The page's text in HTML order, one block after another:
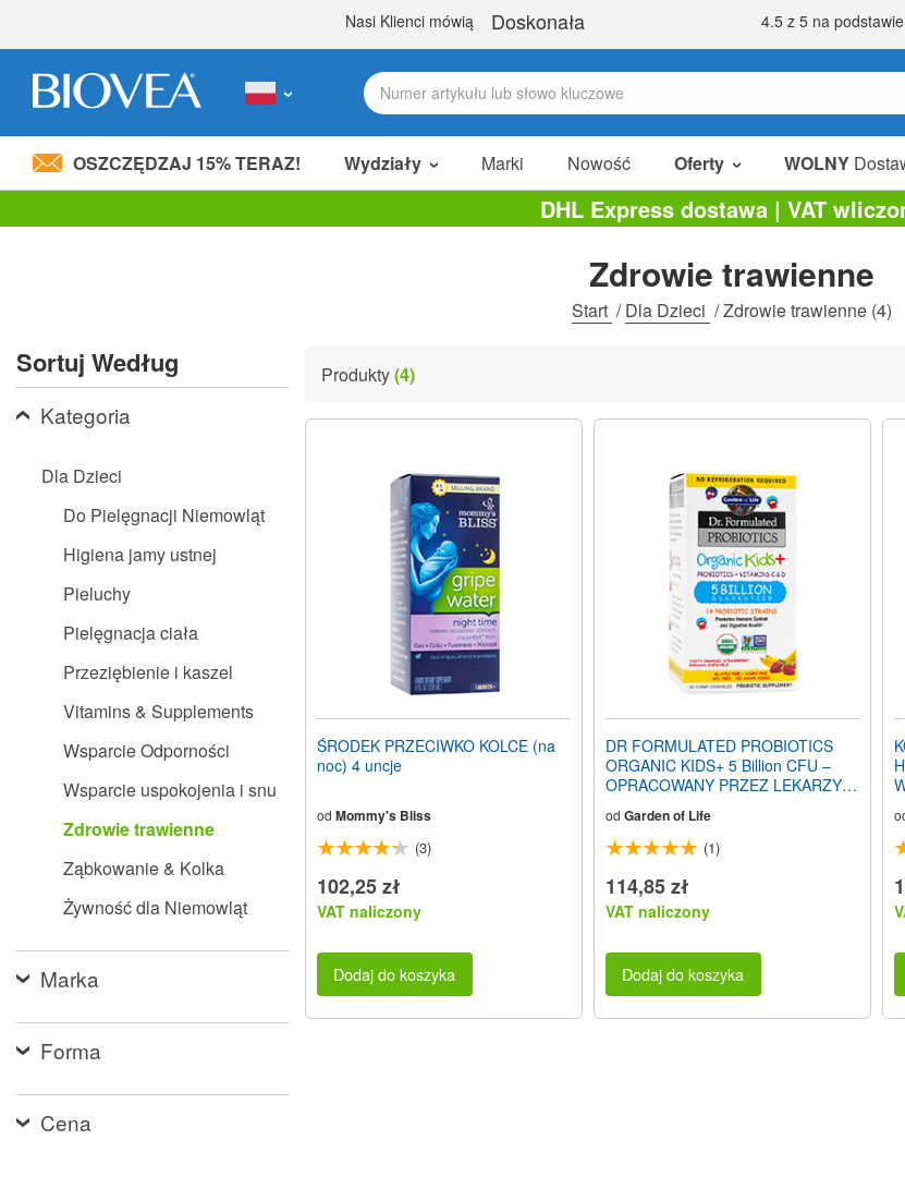
Uwaga:
dostępu.
Naciśnij
klawisze
Control-
dostosować
internetową
klawisze
otworzyć
ułatwień
OSZCZĘDZAJ 15% TERAZ! Wydziały Marki Nowość Oferty WOLNY
W Sprzedaży
Pakiety
Na Sprzedaż
DHL Express dostawa | VAT
Zdrowie trawienne
Start /Dla Dzieci /Zdrowie trawienne (4)
Sortuj Według
Kategoria
Dla Dzieci
Do Pielęgnacji Niemowląt
Higiena jamy ustnej
Pieluchy
Pielęgnacja ciała
Przeziębienie i kaszel
Vitamins & Supplements
Wsparcie Odporności
Wsparcie uspokojenia i snu
Zdrowie trawienne
Ząbkowanie & Kolka
Żywność dla Niemowląt
Marka
Forma
Cena
Produkty(4)
ŚRODEK PRZECIWKO KOLCE (na
noc) 4 uncje
od Mommy's Bliss
(3)
102,25 zł
VAT naliczony
Dodaj do koszyka
DR FORMULATED PROBIOTICS
ORGANIC KIDS+ 5 Billion CFU –
OPRACOWANY PRZEZ LEKARZY
PREPARAT DLA DZIECI+ 5 mld
jednostek tworzących kolonię (smak
truskawkowo-bananowy) 30 listków
do żucia
od Garden of Life
(1)
114,85 zł
VAT naliczony
Dodaj do koszyka